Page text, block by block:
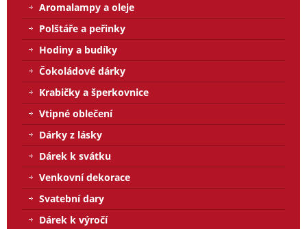
Aromalampy a oleje
Polštáře a peřinky
Hodiny a budíky
Čokoládové dárky
Krabičky a šperkovnice
Vtipné oblečení
Dárky z lásky
Dárek k svátku
Venkovní dekorace
Svatební dary
Dárek k výročí